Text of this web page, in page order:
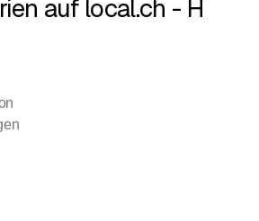
auf local.ch - H